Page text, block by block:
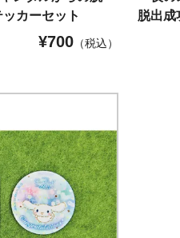
カーセット
¥700（税込）
脱出成